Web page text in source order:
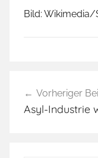
Bild: Wikimedia/
Vorheriger
Asyl-Industrie